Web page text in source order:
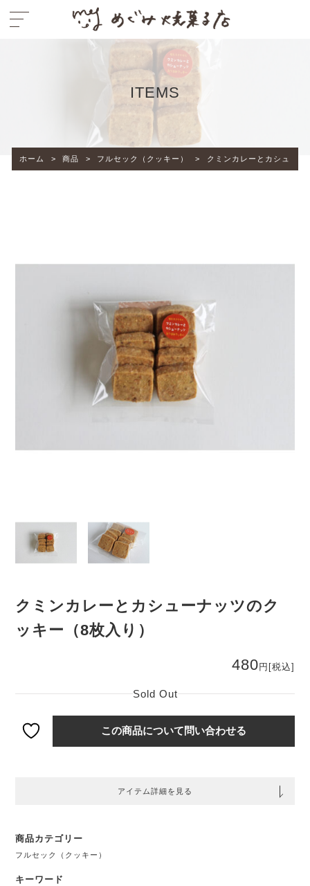
ITEMS
ホーム > 商品 > フルセック（クッキー） > クミンカレーとカシュー
クミンカレーとカシューナッツのク
ッキー（8枚入り）
480 円 [税込]
Sold Out
この商品について問い合わせる
アイテム詳細を見る
商品カテゴリー
フルセック（クッキー）
キーワード